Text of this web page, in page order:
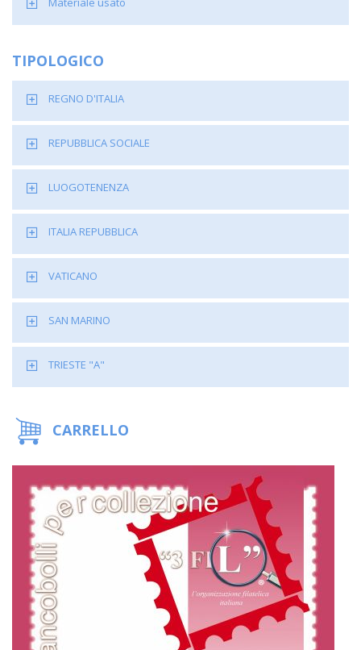
TIPOLOGICO
REGNO D'ITALIA
REPUBBLICA SOCIALE
LUOGOTENENZA
ITALIA REPUBBLICA
VATICANO
SAN MARINO
TRIESTE "A"
CARRELLO